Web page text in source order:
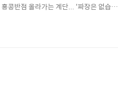
콩반점 올라가는 계단... '짜장은 없습니
전문점으로 유명하더군요... 짬뽕 전문